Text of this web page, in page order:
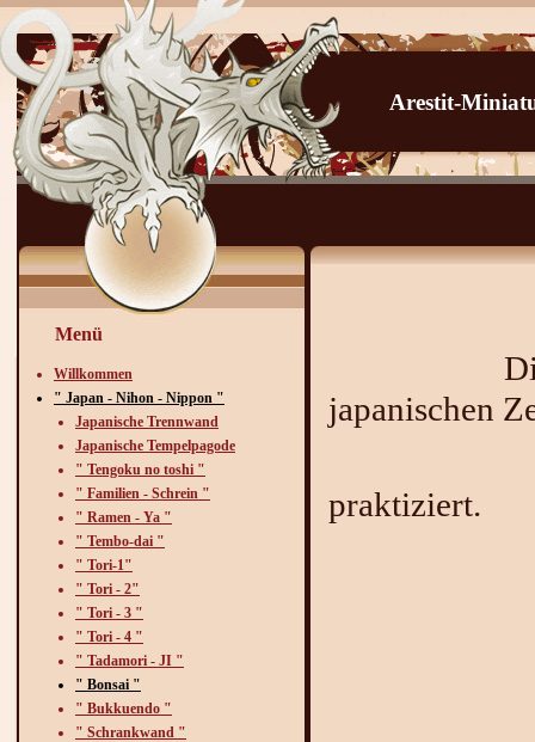
Arestit-
Menü
Willkommen
" Japan - Nihon - Nippon "
Japanische Trennwand
Japanische Tempelpagode
" Tengoku no toshi "
" Familien - Schrein "
" Ramen - Ya "
" Tembo-dai "
" Tori-1"
" Tori - 2"
" Tori - 3 "
" Tori - 4 "
" Tadamori - JI "
" Bonsai "
" Bukkuendo "
" Schrankwand "
Diese
japanischen
praktiziert.